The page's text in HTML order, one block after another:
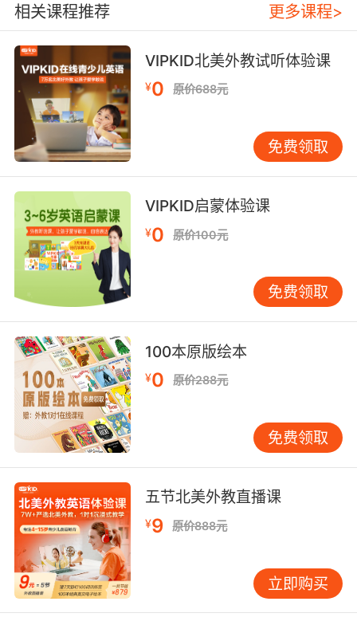
让他拥有“拿来就能用”的句块。句块像现成积
木，孩子不必先学语法，也能直接表达。 在家可
以从三类高频句块入手：1）需求表达：I want…,
Can I…2）情绪表达：I like…, I’m
happy/sad/scared…3）互动表达：My
turn/Your turn, Again, Let’s go 游戏是最好的载
体。玩球时轮换“My turn/Your turn”，拼图时用
“Where is it? Here it is.” 句子和动作绑在一起，
孩子更敢说，也更容易说对。家长的角色更像“回
声”：少纠错、多示范。孩子说“I want apple”，
不必立刻指出错误，而是自然回应：“Sure, you
want an apple.” 让正确句子反复出现，孩子会在
大量输入中自动校准。纠错太早，孩子注意力会
转向“怕错”，而不是“想说”。 识字与阅读：先听
懂故事，再把文字接上去 很多家长想尽早让孩子
认单词、做阅读理解，担心“不会认字就读不
了”。更顺的路径其实是：先让孩子熟悉故事内容
与表达，再把文字当作“已经听懂的内容的标
签”。也就是先听懂、喜欢，再指读。 亲子共读
时，可以固定一本到两本绘本反复读，读到孩子
能“预测下一句”。这时再指着文字读，孩子会把
声音、意义和字形自然对应起来。不要急着测试
“这个单词什么意思”，更不要逐词翻译。启蒙阅
读的目标是理解与享受，而不是背诵与考试。 如
果孩子在7-10岁，中文识字能力更成熟，英语阅
读可以推进得更快，但仍建议从可理解的分级读
物开始：句子短、重复多、情节清晰。读得顺、
读得懂，才会愿意读下去，阅读量才会真正累
积。 自然拼读：放在“听说有基础”时更省力 自然
拼读（Phonics）的本质是字母与发音的对应规
相关课程推荐 更多课程>
VIPKID北美外教试听体验课
¥0 原价688元
免费领取
VIPKID启蒙体验课
¥0 原价100元
免费领取
100本原版绘本
¥0 原价288元
免费领取
五节北美外教直播课
¥9 原价888元
立即购买